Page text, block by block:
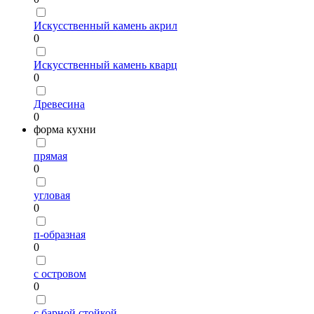
Искусственный камень акрил
0
Искусственный камень кварц
0
Древесина
0
форма кухни
прямая
0
угловая
0
п-образная
0
с островом
0